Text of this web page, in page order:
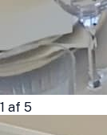
1 af 5